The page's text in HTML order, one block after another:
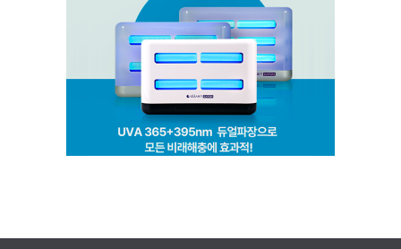
세화방역
(주)씨아이엠